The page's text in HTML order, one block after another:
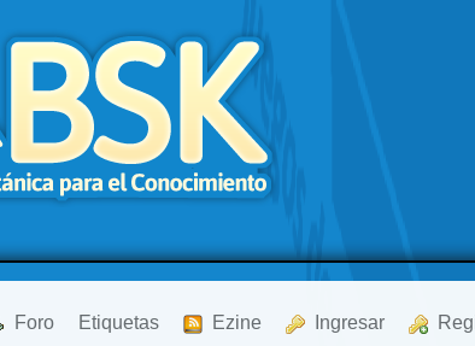
Foro Etiquetas Ezine Ingresar